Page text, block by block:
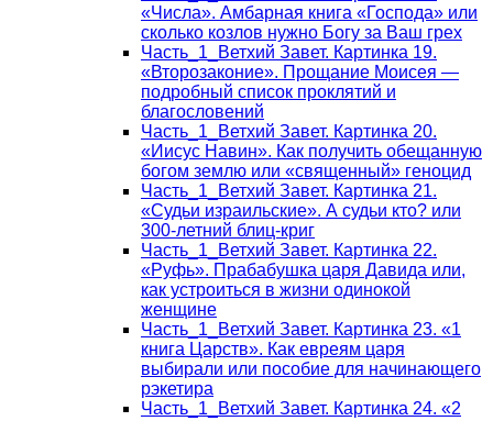
«Числа». Амбарная книга «Господа» или
сколько козлов нужно Богу за Ваш грех
Часть_1_Ветхий Завет. Картинка 19.
«Второзаконие». Прощание Моисея —
подробный список проклятий и
благословений
Часть_1_Ветхий Завет. Картинка 20.
«Иисус Навин». Как получить обещанную
богом землю или «священный» геноцид
Часть_1_Ветхий Завет. Картинка 21.
«Судьи израильские». А судьи кто? или
300-летний блиц-криг
Часть_1_Ветхий Завет. Картинка 22.
«Руфь». Прабабушка царя Давида или,
как устроиться в жизни одинокой
женщине
Часть_1_Ветхий Завет. Картинка 23. «1
книга Царств». Как евреям царя
выбирали или пособие для начинающего
рэкетира
Часть_1_Ветхий Завет. Картинка 24. «2